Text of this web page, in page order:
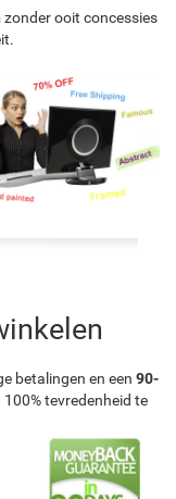
zonder ooit concessies
betalingen en een 90-
100% tevredenheid te